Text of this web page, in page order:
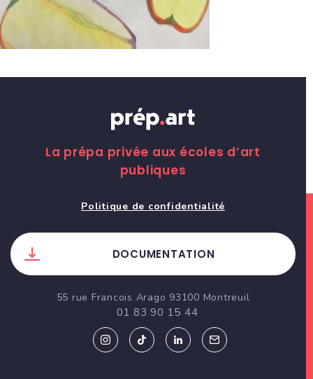
La prépa privée aux écoles d’art
publiques
Politique de confidentialité
DOCUMENTATION
55 rue Francois Arago 93100 Montreuil
01 83 90 15 44